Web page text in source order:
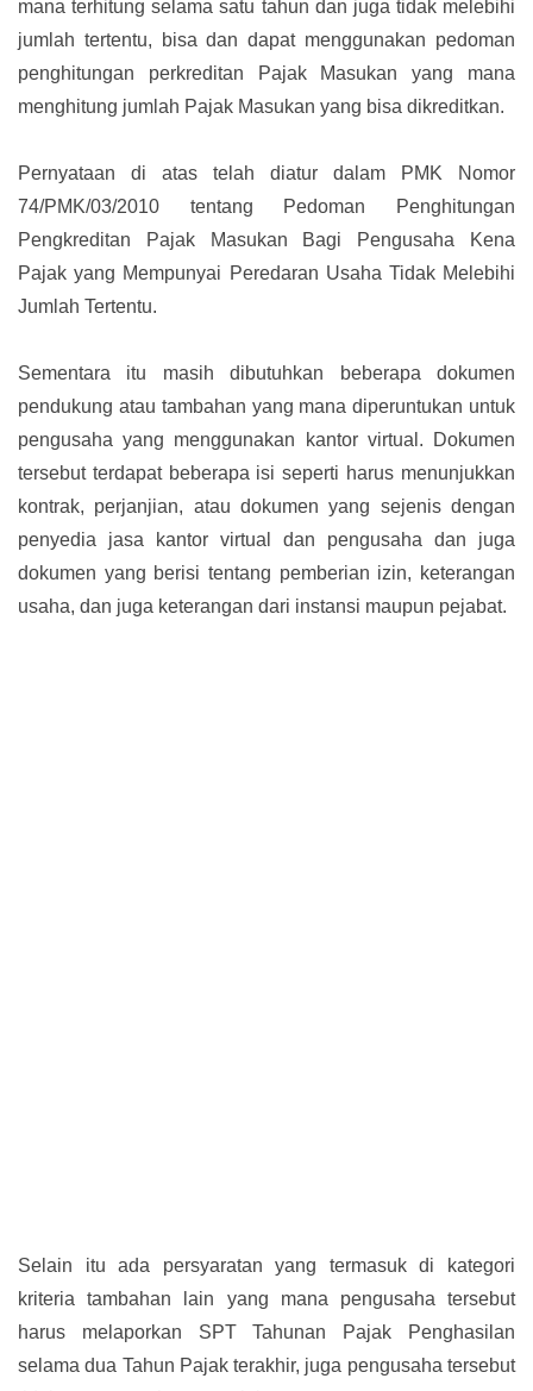
mana terhitung selama satu tahun dan juga tidak melebihi
jumlah tertentu, bisa dan dapat menggunakan pedoman
penghitungan perkreditan Pajak Masukan yang mana
menghitung jumlah Pajak Masukan yang bisa dikreditkan.
Pernyataan di atas telah diatur dalam PMK Nomor
74/PMK/03/2010 tentang Pedoman Penghitungan
Pengkreditan Pajak Masukan Bagi Pengusaha Kena
Pajak yang Mempunyai Peredaran Usaha Tidak Melebihi
Jumlah Tertentu.
Sementara itu masih dibutuhkan beberapa dokumen
pendukung atau tambahan yang mana diperuntukan untuk
pengusaha yang menggunakan kantor virtual. Dokumen
tersebut terdapat beberapa isi seperti harus menunjukkan
kontrak, perjanjian, atau dokumen yang sejenis dengan
penyedia jasa kantor virtual dan pengusaha dan juga
dokumen yang berisi tentang pemberian izin, keterangan
usaha, dan juga keterangan dari instansi maupun pejabat.
Selain itu ada persyaratan yang termasuk di kategori
kriteria tambahan lain yang mana pengusaha tersebut
harus melaporkan SPT Tahunan Pajak Penghasilan
selama dua Tahun Pajak terakhir, juga pengusaha tersebut